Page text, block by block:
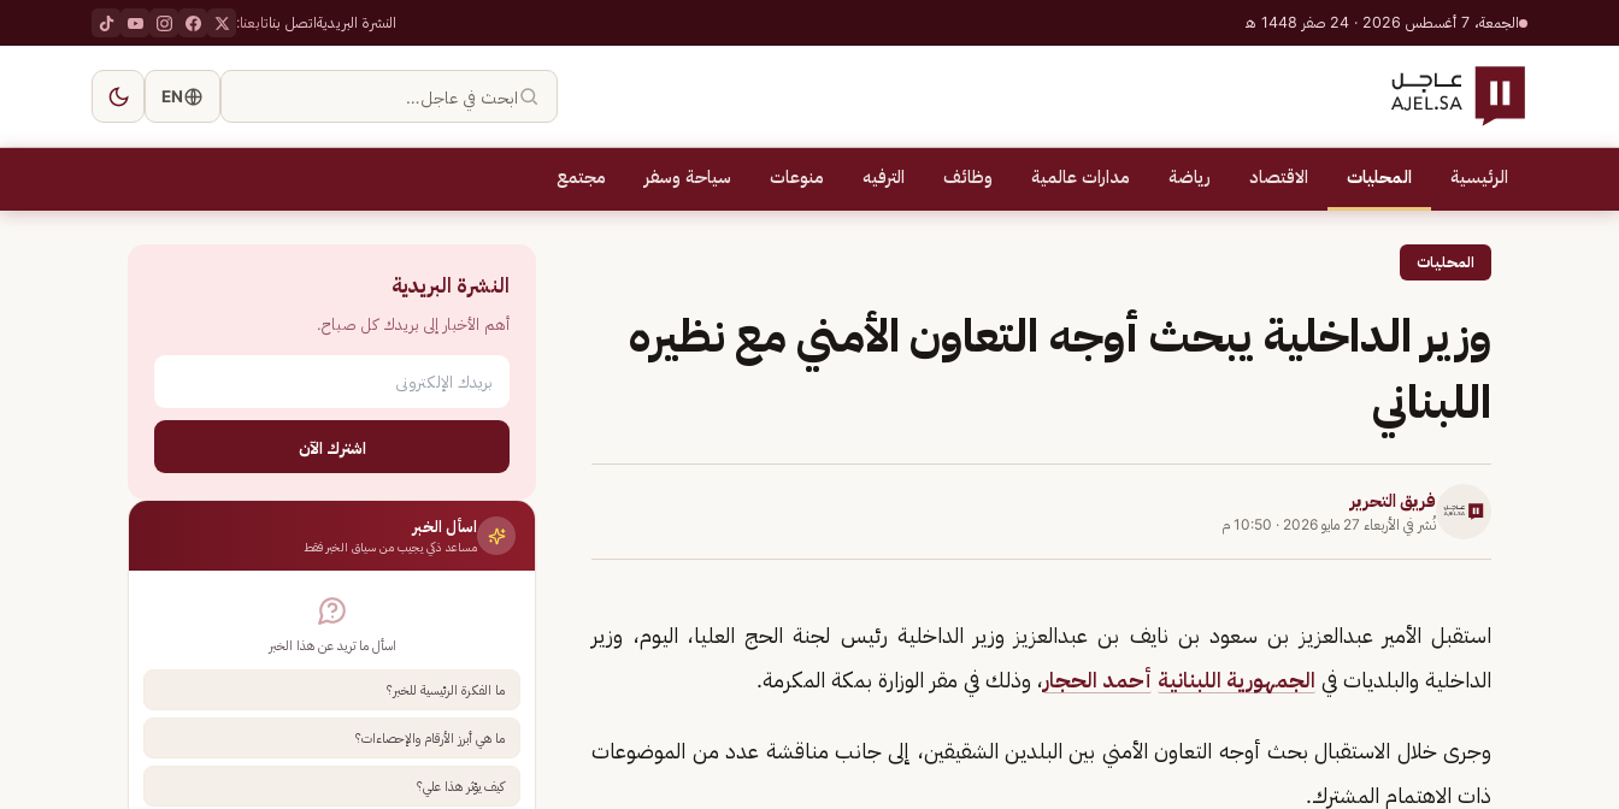
الجمعة، 7 أغسطس 2026 · 24 صفر 1448 هـ النشرة البريديةاتصل بناتابعنا:
ابحث في عاجل… EN
الرئيسية المحليات الاقتصاد رياضة مدارات عالمية وظائف الترفيه منوعات سياحة وسفر مجتمع
المحليات
وزير الداخلية يبحث أوجه التعاون الأمني مع نظيره
اللبناني
فريق التحرير
نُشر في الأربعاء 27 مايو 2026 · 10:50 م
استقبل الأمير عبدالعزيز بن سعود بن نايف بن عبدالعزيز وزير الداخلية رئيس لجنة الحج العليا، اليوم، وزير
الداخلية والبلديات في الجمهورية اللبنانية أحمد الحجار، وذلك في مقر الوزارة بمكة المكرمة.
وجرى خلال الاستقبال بحث أوجه التعاون الأمني بين البلدين الشقيقين، إلى جانب مناقشة عدد من الموضوعات
ذات الاهتمام المشترك.
النشرة البريدية
أهم الأخبار إلى بريدك كل صباح.
اشترك الآن
اسأل الخبر
مساعد ذكي يجيب من سياق الخبر فقط
اسأل ما تريد عن هذا الخبر
ما الفكرة الرئيسية للخبر؟
ما هي أبرز الأرقام والإحصاءات؟
كيف يؤثر هذا علي؟